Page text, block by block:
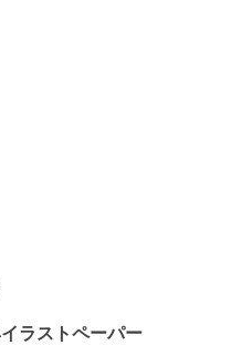
ラストペーパー